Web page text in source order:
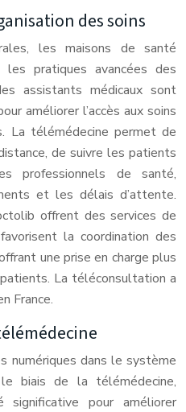
des soins
les maisons de santé
les pratiques avancées des
assistants médicaux sont
améliorer l’accès aux soins
La télémédecine permet de
de suivre les patients
professionnels de santé,
et les délais d’attente.
offrent des services de
la coordination des
une prise en charge plus
La téléconsultation a
France.
numériques dans le système
biais de la télémédecine,
significative pour améliorer